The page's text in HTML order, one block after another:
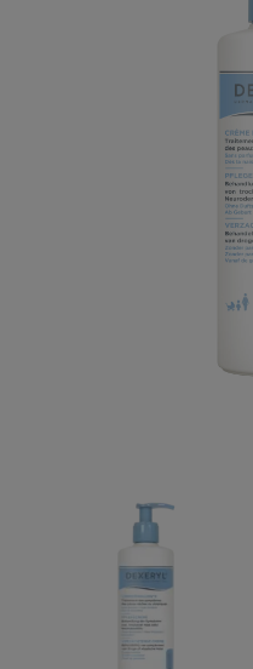
Dexeryl
verzachtende
crème